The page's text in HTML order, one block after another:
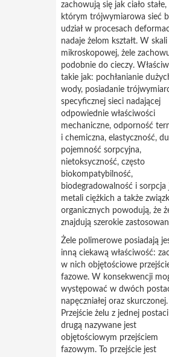
zachowują się jak ciało
którym trójwymiarowa sieć
udział w procesach
nadaje żelom kształt. W skali
mikroskopowej, żele
podobnie do cieczy.
takie jak: pochłanianie
wody, posiadanie
specyficznej sieci nadającej
odpowiednie właściwości
mechaniczne, odporność
i chemiczna, elastyczność,
pojemność sorpcyjna,
nietoksyczność, często
biokompatybilność,
biodegradowalność i sorpcja
metali ciężkich a także
organicznych powodują, że
znajdują szerokie
Żele polimerowe posiadają
inną ciekawą właściwość:
w nich objętościowe
fazowe. W konsekwencji
występować w dwóch
napęczniałej oraz skurczonej.
Przejście żelu z jednej
drugą nazywane jest
objętościowym przejściem
fazowym. To przejście jest